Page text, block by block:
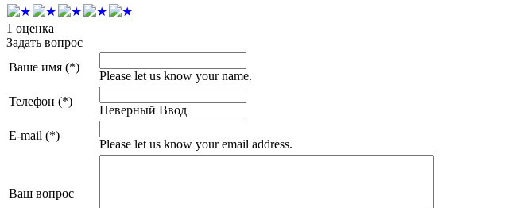
1 оценка
Задать вопрос
Ваше имя (*)
Please let us know your name.
Телефон (*)
Неверный Ввод
E-mail (*)
Please let us know your email address.
Ваш вопрос